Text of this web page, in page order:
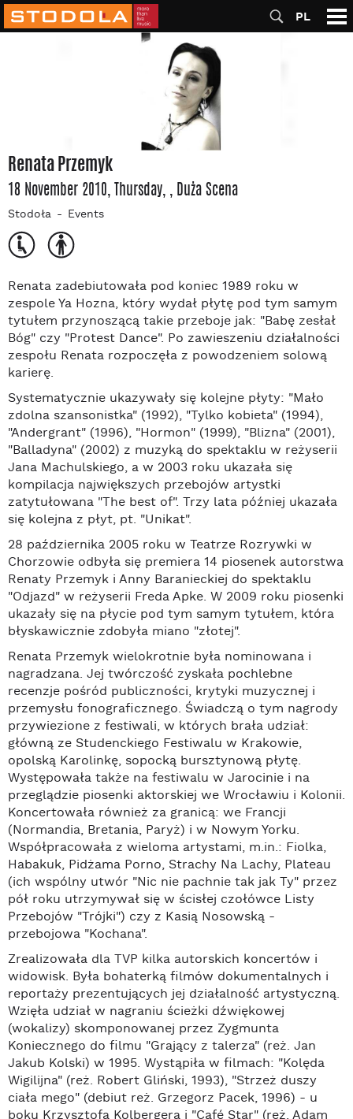
PL
Renata Przemyk
18 November 2010, Thursday, , Duża Scena
Stodoła Events
Renata zadebiutowała pod koniec 1989 roku w
zespole Ya Hozna, który wydał płytę pod tym samym
tytułem przynoszącą takie przeboje jak: "Babę zesłał
Bóg" czy "Protest Dance". Po zawieszeniu działalności
zespołu Renata rozpoczęła z powodzeniem solową
karierę.
Systematycznie ukazywały się kolejne płyty: "Mało
zdolna szansonistka" (1992), "Tylko kobieta" (1994),
"Andergrant" (1996), "Hormon" (1999), "Blizna" (2001),
"Balladyna" (2002) z muzyką do spektaklu w reżyserii
Jana Machulskiego, a w 2003 roku ukazała się
kompilacja największych przebojów artystki
zatytułowana "The best of". Trzy lata później ukazała
się kolejna z płyt, pt. "Unikat".
28 października 2005 roku w Teatrze Rozrywki w
Chorzowie odbyła się premiera 14 piosenek autorstwa
Renaty Przemyk i Anny Baranieckiej do spektaklu
"Odjazd" w reżyserii Freda Apke. W 2009 roku piosenki
ukazały się na płycie pod tym samym tytułem, która
błyskawicznie zdobyła miano "złotej".
Renata Przemyk wielokrotnie była nominowana i
nagradzana. Jej twórczość zyskała pochlebne
recenzje pośród publiczności, krytyki muzycznej i
przemysłu fonograficznego. Świadczą o tym nagrody
przywiezione z festiwali, w których brała udział:
główną ze Studenckiego Festiwalu w Krakowie,
opolską Karolinkę, sopocką bursztynową płytę.
Występowała także na festiwalu w Jarocinie i na
przeglądzie piosenki aktorskiej we Wrocławiu i Kolonii.
Koncertowała również za granicą: we Francji
(Normandia, Bretania, Paryż) i w Nowym Yorku.
Współpracowała z wieloma artystami, m.in.: Fiolka,
Habakuk, Pidżama Porno, Strachy Na Lachy, Plateau
(ich wspólny utwór "Nic nie pachnie tak jak Ty" przez
pół roku utrzymywał się w ścisłej czołówce Listy
Przebojów "Trójki") czy z Kasią Nosowską -
przebojowa "Kochana".
Zrealizowała dla TVP kilka autorskich koncertów i
widowisk. Była bohaterką filmów dokumentalnych i
reportaży prezentujących jej działalność artystyczną.
Wzięła udział w nagraniu ścieżki dźwiękowej
(wokalizy) skomponowanej przez Zygmunta
Koniecznego do filmu "Grający z talerza" (reż. Jan
Jakub Kolski) w 1995. Wystąpiła w filmach: "Kolęda
Wigilijna" (reż. Robert Gliński, 1993), "Strzeż duszy
ciała mego" (debiut reż. Grzegorz Pacek, 1996) - u